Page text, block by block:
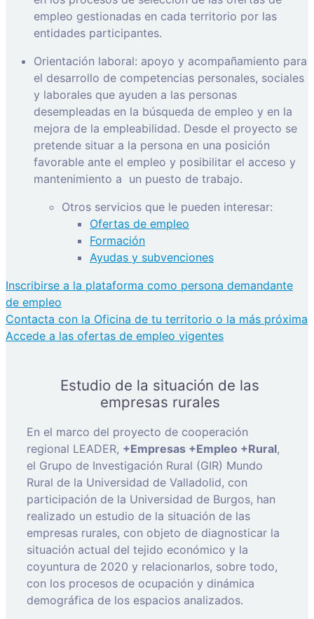
empleo gestionadas en cada territorio por las
entidades participantes.
Orientación laboral: apoyo y acompañamiento para
el desarrollo de competencias personales, sociales
y laborales que ayuden a las personas
desempleadas en la búsqueda de empleo y en la
mejora de la empleabilidad. Desde el proyecto se
pretende situar a la persona en una posición
favorable ante el empleo y posibilitar el acceso y
mantenimiento a un puesto de trabajo.
Otros servicios que le pueden interesar:
Ofertas de empleo
Formación
Ayudas y subvenciones
Inscribirse a la plataforma como persona demandante
de empleo
Contacta con la Oficina de tu territorio o la más próxima
Accede a las ofertas de empleo vigentes
Estudio de la situación de las
empresas rurales
En el marco del proyecto de cooperación
regional LEADER, +Empresas +Empleo +Rural,
el Grupo de Investigación Rural (GIR) Mundo
Rural de la Universidad de Valladolid, con
participación de la Universidad de Burgos, han
realizado un estudio de la situación de las
empresas rurales, con objeto de diagnosticar la
situación actual del tejido económico y la
coyuntura de 2020 y relacionarlos, sobre todo,
con los procesos de ocupación y dinámica
demográfica de los espacios analizados.